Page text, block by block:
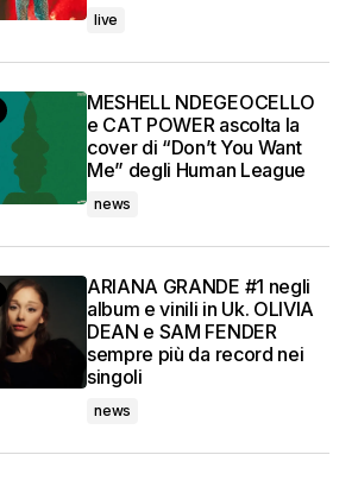
live
MESHELL NDEGEOCELLO
e CAT POWER ascolta la
cover di “Don’t You Want
Me” degli Human League
news
ARIANA GRANDE #1 negli
album e vinili in Uk. OLIVIA
DEAN e SAM FENDER
sempre più da record nei
singoli
news